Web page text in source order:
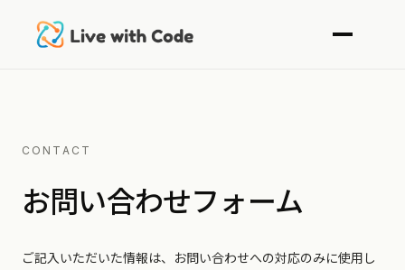
CONTACT
お問い合わせフォーム
ご記入いただいた情報は、お問い合わせへの対応のみに使用し